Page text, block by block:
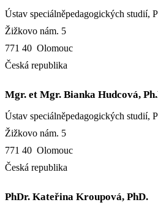
Ústav speciálněpedagogických studií,
Žižkovo nám. 5
771 40 Olomouc
Česká republika
Mgr. et Mgr. Bianka Hudcová,
Ústav speciálněpedagogických studií,
Žižkovo nám. 5
771 40 Olomouc
Česká republika
PhDr. Kateřina Kroupová, PhD.